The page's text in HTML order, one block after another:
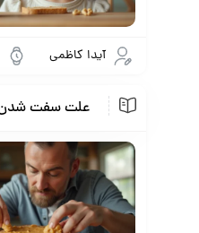
آیدا کاظمی
علت سفت شدن کره بادام